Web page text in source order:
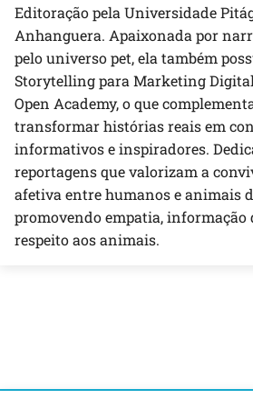
Editoração pela Universidade
Anhanguera. Apaixonada por
pelo universo pet, ela também
Storytelling para Marketing
Open Academy, o que
transformar histórias reais em
informativos e inspiradores.
reportagens que valorizam a
afetiva entre humanos e animais
promovendo empatia, informação
respeito aos animais.